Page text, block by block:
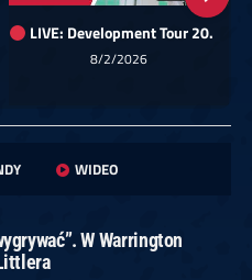
LIVE: Development Tour 20.
8/2/2026
WIDEO
W Warrington